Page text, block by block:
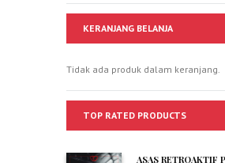
KERANJANG BELANJA
Tidak ada produk dalam keranjang.
TOP RATED PRODUCTS
ASAS RETROAKTIF